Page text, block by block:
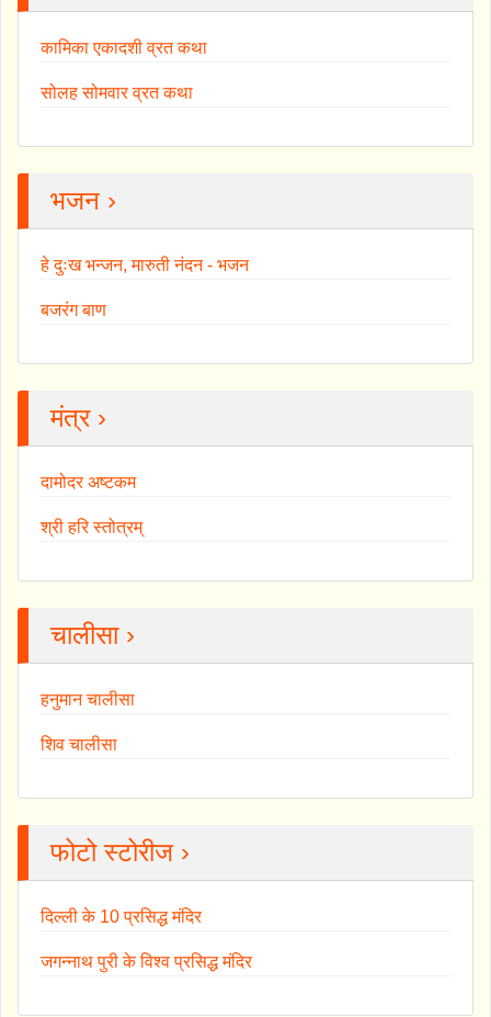
कामिका एकादशी व्रत कथा
सोलह सोमवार व्रत कथा
भजन ›
हे दुःख भन्जन, मारुती नंदन - भजन
बजरंग बाण
मंत्र ›
दामोदर अष्टकम
श्री हरि स्तोत्रम्
चालीसा ›
हनुमान चालीसा
शिव चालीसा
फोटो स्टोरीज ›
दिल्ली के 10 प्रसिद्ध मंदिर
जगन्नाथ पुरी के विश्व प्रसिद्ध मंदिर